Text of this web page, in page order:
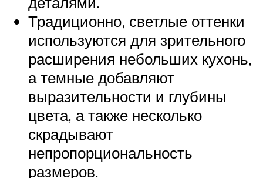
Традиционно, светлые оттенки
используются для зрительного
расширения небольших кухонь,
а темные добавляют
выразительности и глубины
цвета, а также несколько
скрадывают
непропорциональность
размеров.